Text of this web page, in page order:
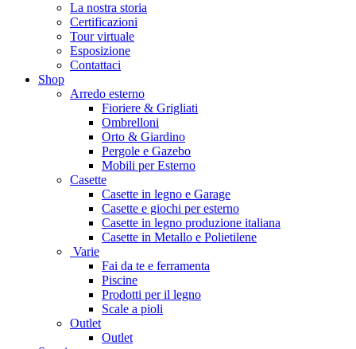
La nostra storia
Certificazioni
Tour virtuale
Esposizione
Contattaci
Shop
Arredo esterno
Fioriere & Grigliati
Ombrelloni
Orto & Giardino
Pergole e Gazebo
Mobili per Esterno
Casette
Casette in legno e Garage
Casette e giochi per esterno
Casette in legno produzione italiana
Casette in Metallo e Polietilene
Varie
Fai da te e ferramenta
Piscine
Prodotti per il legno
Scale a pioli
Outlet
Outlet